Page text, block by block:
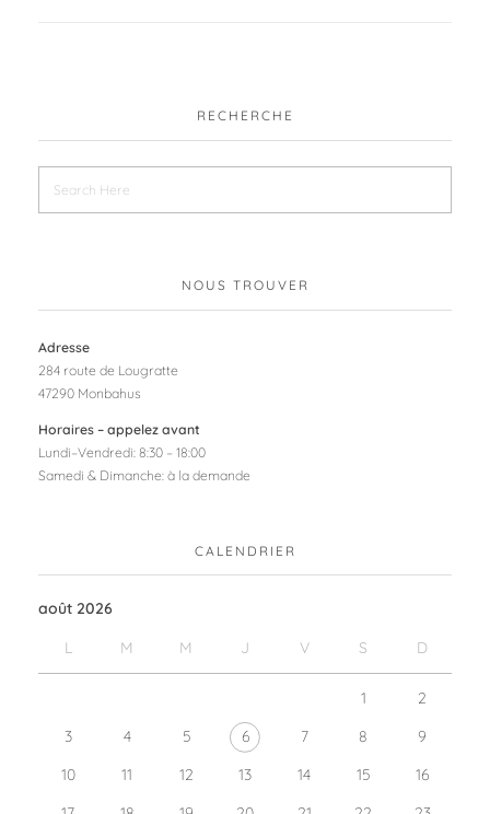
RECHERCHE
NOUS TROUVER
Adresse
284 route de Lougratte
47290 Monbahus
Horaires – appelez avant
Lundi–Vendredi: 8:30 – 18:00
Samedi & Dimanche: à la demande
CALENDRIER
août 2026
L M M J V S D
1
2
3
4 5 6 7 8
9
10
11 12 13 14 15
16